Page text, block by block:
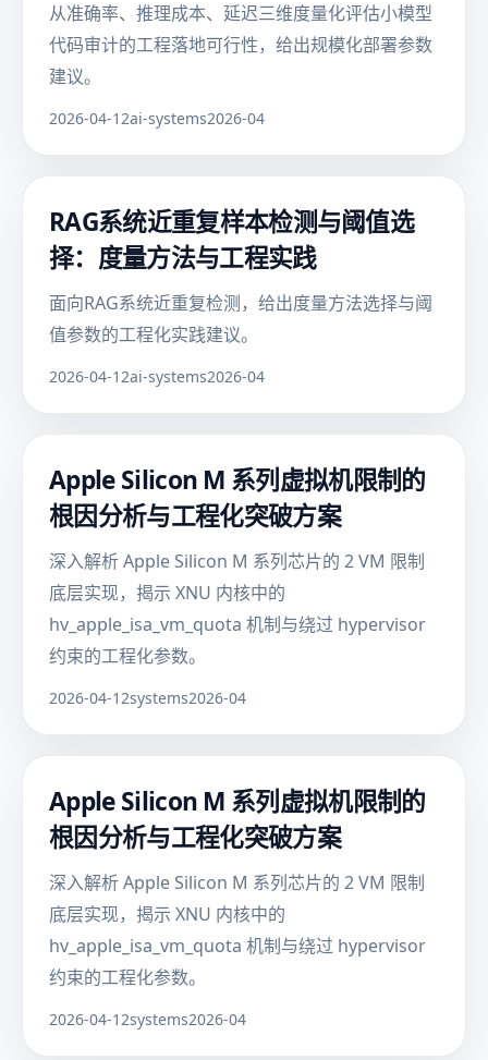
从准确率、推理成本、延迟三维度量化评估小模型
代码审计的工程落地可行性，给出规模化部署参数
建议。
2026-04-12ai-systems2026-04
RAG系统近重复样本检测与阈值选
择：度量方法与工程实践
面向RAG系统近重复检测，给出度量方法选择与阈
值参数的工程化实践建议。
2026-04-12ai-systems2026-04
Apple Silicon M 系列虚拟机限制的
根因分析与工程化突破方案
深入解析 Apple Silicon M 系列芯片的 2 VM 限制
底层实现，揭示 XNU 内核中的
hv_apple_isa_vm_quota 机制与绕过 hypervisor
约束的工程化参数。
2026-04-12systems2026-04
Apple Silicon M 系列虚拟机限制的
根因分析与工程化突破方案
深入解析 Apple Silicon M 系列芯片的 2 VM 限制
底层实现，揭示 XNU 内核中的
hv_apple_isa_vm_quota 机制与绕过 hypervisor
约束的工程化参数。
2026-04-12systems2026-04